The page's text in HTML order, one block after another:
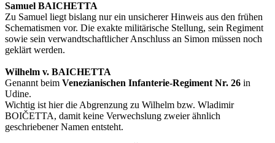
Samuel BAICHETTA
Zu Samuel liegt bislang nur ein unsicherer Hinweis aus den frühen
Schematismen vor. Die exakte militärische Stellung, sein Regiment
sowie sein verwandtschaftlicher Anschluss an Simon müssen noch
geklärt werden.
Wilhelm v. BAICHETTA
Genannt beim Venezianischen Infanterie-Regiment Nr. 26 in
Udine.
Wichtig ist hier die Abgrenzung zu Wilhelm bzw. Wladimir
BOIČETTA, damit keine Verwechslung zweier ähnlich
geschriebener Namen entsteht.